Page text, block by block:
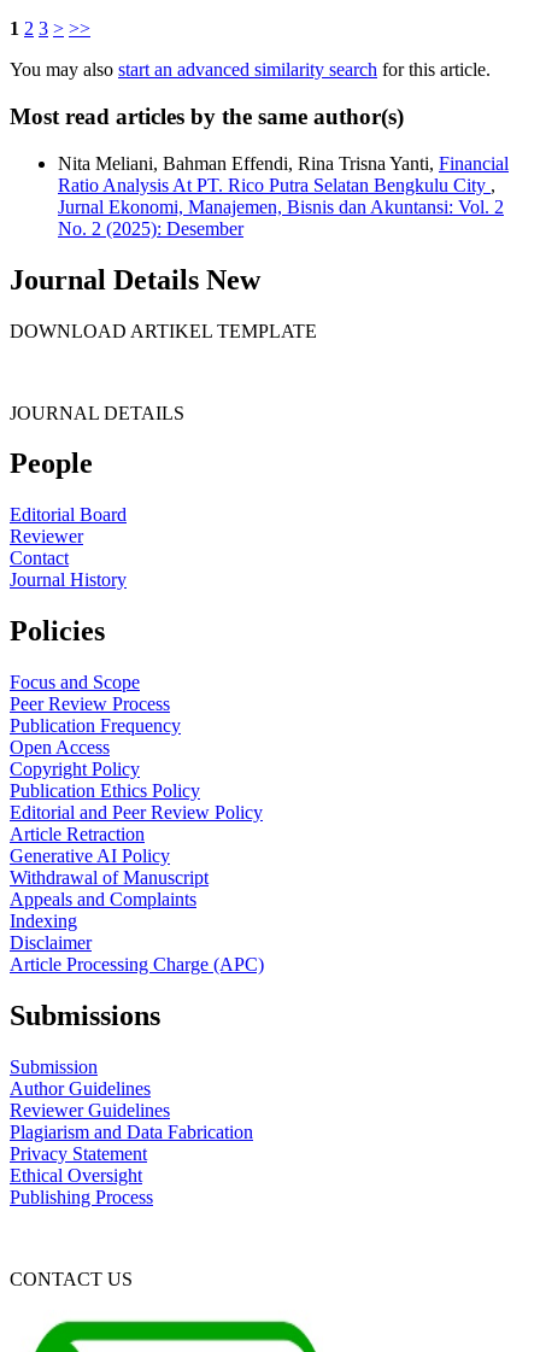
1 2 3 > >>
You may also start an advanced similarity search for this article.
Most read articles by the same author(s)
Nita Meliani, Bahman Effendi, Rina Trisna Yanti, Financial
Ratio Analysis At PT. Rico Putra Selatan Bengkulu City ,
Jurnal Ekonomi, Manajemen, Bisnis dan Akuntansi: Vol. 2
No. 2 (2025): Desember
Journal Details New
DOWNLOAD ARTIKEL TEMPLATE
JOURNAL DETAILS
People
Editorial Board
Reviewer
Contact
Journal History
Policies
Focus and Scope
Peer Review Process
Publication Frequency
Open Access
Copyright Policy
Publication Ethics Policy
Editorial and Peer Review Policy
Article Retraction
Generative AI Policy
Withdrawal of Manuscript
Appeals and Complaints
Indexing
Disclaimer
Article Processing Charge (APC)
Submissions
Submission
Author Guidelines
Reviewer Guidelines
Plagiarism and Data Fabrication
Privacy Statement
Ethical Oversight
Publishing Process
CONTACT US